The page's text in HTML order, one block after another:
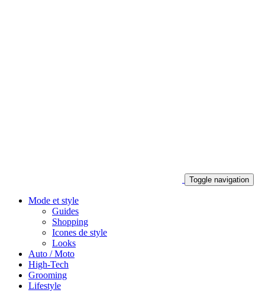
Toggle navigation
Mode et style
Guides
Shopping
Icones de style
Looks
Auto / Moto
High-Tech
Grooming
Lifestyle